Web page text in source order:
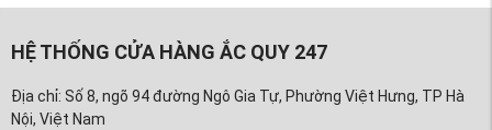
HỆ THỐNG CỬA HÀNG ẮC QUY 247
Địa chỉ: Số 8, ngõ 94 đường Ngô Gia Tự, Phường Việt Hưng, TP Hà
Nội, Việt Nam